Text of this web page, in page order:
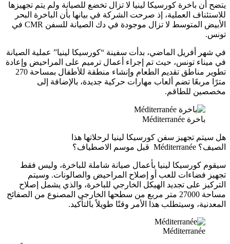
يتضح أن باخرة كورسيكا لينيا لا تزال تخضع للصيانة ولم يتم تجهيزها
للاستئناف العملية، إذ صرحت الشركة في بيانها بأن الباخرة البحر
الأبيض المتوسط لا تزال موجودة في دك الصيانة للسفن CMR في
تونس.
في شهر أفريل الماضي، بدأت سفينة “كورسيكا لينيا” عملية الصيانة
في ميناء تونس، حيث تم إجراء أعمال ترميم على المراحيض وإعادة
تطوير مناطق تقديم الطعام وإنشاء منطقة للأطفال بمساحة 270
مترًا مربعًا تضم ألعاب مهارات حركية جديدة، بالإضافة إلى
مخصصين للطاقم.
باخرة Méditerranée
هل سيتم تجهيز سفن كورسيكا لينيا لرحلاتها هذا
الصيف؟ Méditerranée قبل موسم الاصطياف؟
سيقوم كورسيكا لينيا بأعمال صيانة شاملة للباخرة، وليس فقط
تجهيز فضاءات للعب أو إصلاح المراحيض والصالونات. وسيتم
التركيز على تجديد الهيكل الخارجي للباخرة، والذي يشمل إصلاح
مساحة 27000 متر مربع من سطحها الخارجي المصنوع من الصفائح
المعدنية، وسيتطلب هذا الأمر وقتًا طويلاً بالتأكيد.
Méditerranée